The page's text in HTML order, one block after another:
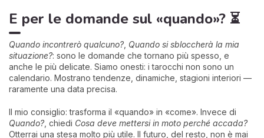
E per le domande sul «quando»? ⏳
Quando incontrerò qualcuno? Quando si sbloccherà la mia
situazione?: sono le domande che tornano più spesso, e
anche le più delicate. Siamo onesti: i tarocchi non sono un
calendario. Mostrano tendenze, dinamiche, stagioni interiori —
raramente una data precisa.
Il mio consiglio: trasforma il «quando» in «come». Invece di
Quando? , chiedi Cosa deve mettersi in moto perché accada?
Otterrai una stesa molto più utile. Il futuro, del resto, non è mai